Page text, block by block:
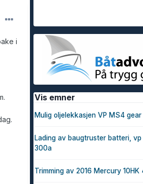
i
Vis emner
Mulig oljelekkasjen VP MS4 gear
Lading av baugtruster batteri, vp
300a
Trimming av 2016 Mercury 10HK